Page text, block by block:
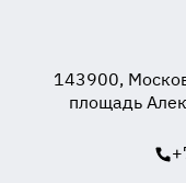
143900,
площадь